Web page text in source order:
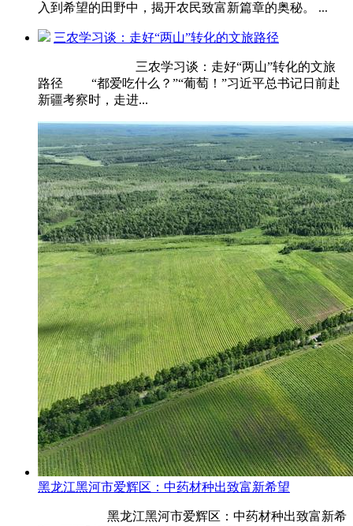
入到希望的田野中，揭开农民致富新篇章的奥秘。 ...
三农学习谈：走好“两山”转化的文旅路径
三农学习谈：走好“两山”转化的文旅
路径 “都爱吃什么？”“葡萄！”习近平总书记日前赴
新疆考察时，走进...
黑龙江黑河市爱辉区：中药材种出致富新希望
黑龙江黑河市爱辉区：中药材种出致富新希